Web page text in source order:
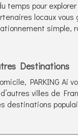
temps pour
locaux vous
simple,
Destinations
PARKING Ai
villes de
destinations